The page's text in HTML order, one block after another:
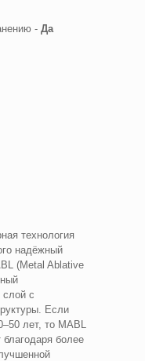
- Да
технология
надёжный
(Metal Ablative
с
Если
лет, то MABL
благодаря более